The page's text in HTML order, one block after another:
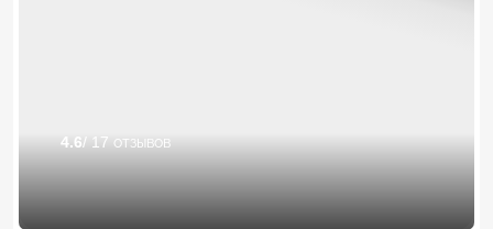
4.6/ 17 отзывов